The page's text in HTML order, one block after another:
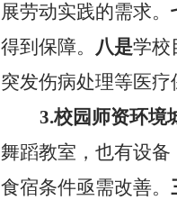
展劳动实践的需求。
得到保障。 八是学校
突发伤病处理等医
3.校园师资环境
舞蹈教室，也有设
食宿条件亟需改善。